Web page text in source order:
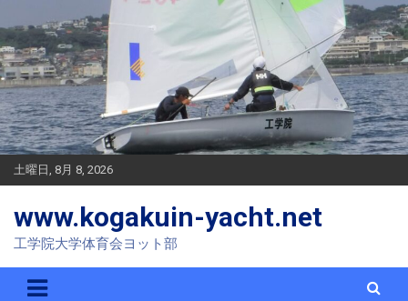
k
i
p
t
o
c
o
土曜日, 8月 8, 2026
www.kogakuin-yacht.net
工学院大学体育会ヨット部